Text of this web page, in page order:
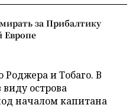
за Прибалтику
Европе
Роджера и Тобаго. В
острова
началом капитана